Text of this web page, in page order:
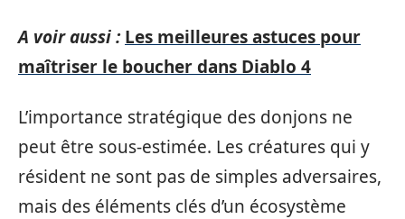
A voir aussi : Les meilleures astuces pour
maîtriser le boucher dans Diablo 4
L’importance stratégique des donjons ne
peut être sous-estimée. Les créatures qui y
résident ne sont pas de simples adversaires,
mais des éléments clés d’un écosystème